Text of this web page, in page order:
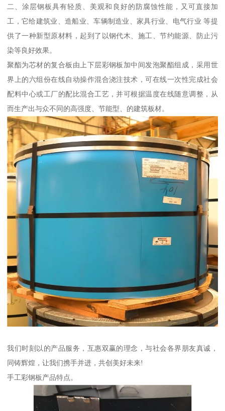
二、涂层钢板具有轻质、美观和良好的防腐蚀性能，又可直接加
工，它给建筑业、造船业、车辆制造业、家具行业、电气行业 等提
供了一种新型原材料，起到了以钢代木、施工、节约能源、防止污
染等良好效果。
聚酯为芯材的复合板由上下层彩钢板加中间发泡聚酯组成，采用世
界上的六组份在线自动操作混合浇注技术，可在线一次性完成社会
配料中心或工厂的配比混合工艺，并可根据温度在线随意调整，从
而生产出与众不同的高强度、节能型、的建筑板材。
我们时刻以的产品服务，互惠双赢的理念，与社会各界朋友真诚，
同铸辉煌，让我们携手并进，共创美好未来!
手工彩钢板产品特点。